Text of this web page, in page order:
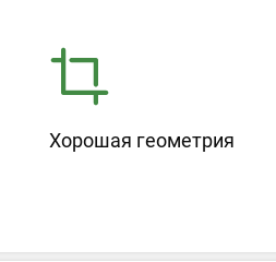
Хорошая геометрия